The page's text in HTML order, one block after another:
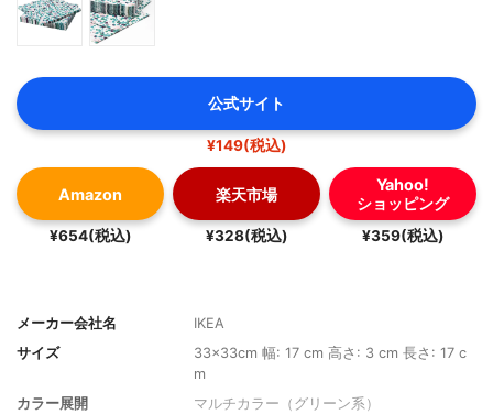
公式サイト
¥149(税込)
Amazon
¥654(税込)
楽天市場
¥328(税込)
Yahoo!
ショッピング
¥359(税込)
メーカー会社名
IKEA
サイズ
33×33cm 幅: 17 cm 高さ: 3 cm 長さ: 17 c
m
カラー展開
マルチカラー（グリーン系）